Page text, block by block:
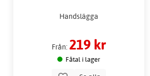
Handslägga
Från: 219 kr
Fåtal i lager